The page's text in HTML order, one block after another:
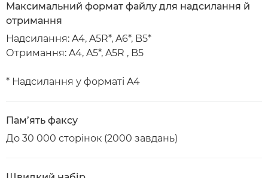
Максимальний формат файлу для надсилання й
отримання
Надсилання: A4, A5R*, A6*, B5*
Отримання: A4, A5*, A5R , B5
* Надсилання у форматі A4
Пам’ять факсу
До 30 000 сторінок (2000 завдань)